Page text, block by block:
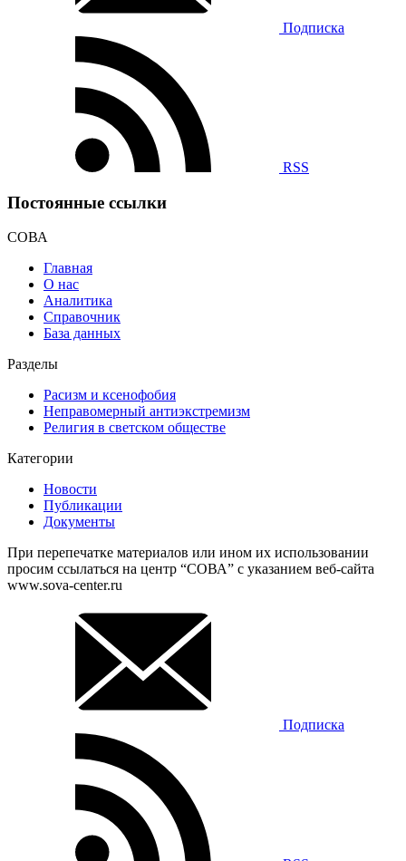
Подписка
RSS
Постоянные ссылки
СОВА
Главная
О нас
Аналитика
Справочник
База данных
Разделы
Расизм и ксенофобия
Неправомерный антиэкстремизм
Религия в светском обществе
Категории
Новости
Публикации
Документы
При перепечатке материалов или ином их использовании
просим ссылаться на центр “СОВА” с указанием веб-сайта
www.sova-center.ru
Подписка